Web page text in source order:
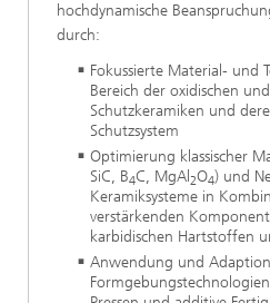
hochdynamische
durch:
Fokussierte Material- und
Bereich der oxidischen
Schutzkeramiken und
Schutzsystem
Optimierung klassischer
SiC, B4C, MgAl 2O4) und
Keramiksysteme in
verstärkenden
karbidischen Hartstoffen
Anwendung und